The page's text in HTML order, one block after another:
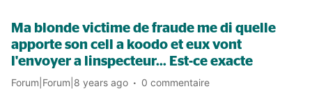
Ma blonde victime de fraude me di quelle
apporte son cell a koodo et eux vont
l'envoyer a linspecteur... Est-ce exacte
Forum|Forum|8 years ago 0 commentaire